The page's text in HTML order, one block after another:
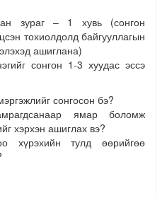
зураг – 1 хувь (сонгон
тохиолдолд байгууллагын
ашиглана)
сонгон 1-3 хуудас эссэ
сонгосон бэ?
ямар боломж
хэрхэн ашиглах вэ?
хүрэхийн тулд өөрийгөө